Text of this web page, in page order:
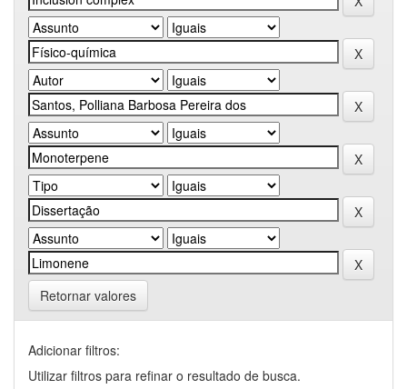
Retornar valores
Adicionar filtros:
Utilizar filtros para refinar o resultado de busca.